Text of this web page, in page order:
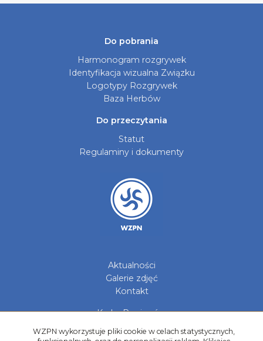
Do pobrania
Harmonogram rozgrywek
Identyfikacja wizualna Związku
Logotypy Rozgrywek
Baza Herbów
Do przeczytania
Statut
Regulaminy i dokumenty
Aktualności
Galerie zdjęć
Kontakt
Kadry Regionów
Program Grantowy
Dziewczyny do Piłki
WZPN wykorzystuje pliki cookie w celach statystycznych,